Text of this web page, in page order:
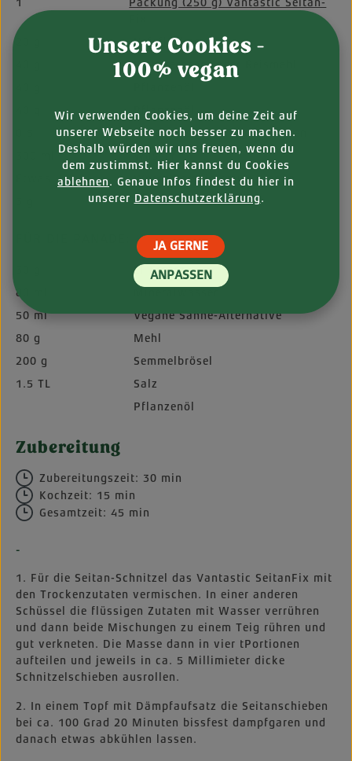
Hefeflocken
Kichererbsen- oder Reismehl
Pflanzenöl
Zwiebel, sehr fein geschnitten
Wasser
Worcestershiresauce, vegan
Liquid Smoke
Ei-Ersatz
80 ml
50 ml
Vegane Sahne-Alternative
80 g
Mehl
200 g
Semmelbrösel
1.5 TL
Salz
Pflanzenöl
Zubereitung
Zubereitungszeit: 30 min
Kochzeit: 15 min
Gesamtzeit: 45 min
-
1. Für die Seitan-Schnitzel das Vantastic SeitanFix mit
den Trockenzutaten vermischen. In einer anderen
Schüssel die flüssigen Zutaten mit Wasser verrühren
und dann beide Mischungen zu einem Teig rühren und
gut verkneten. Die Masse dann in vier tPortionen
aufteilen und jeweils in ca. 5 Millimieter dicke
Schnitzelschieben ausrollen.
2. In einem Topf mit Dämpfaufsatz die Seitanschieben
bei ca. 100 Grad 20 Minuten bissfest dampfgaren und
danach etwas abkühlen lassen.
Unsere Cookies -
100% vegan
Wir verwenden Cookies, um deine Zeit auf
unserer Webseite noch besser zu machen.
Deshalb würden wir uns freuen, wenn du
dem zustimmst. Hier kannst du Cookies
ablehnen. Genaue Infos findest du hier in
unserer Datenschutzerklärung.
ANPASSEN
JA GERNE